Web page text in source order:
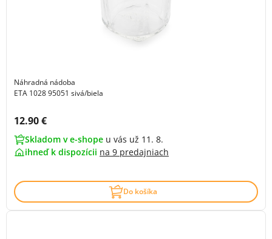
Náhradná nádoba
ETA 1028 95051 sivá/biela
Cena s DPH:
12.90 €
Skladom v e-shope u vás už 11. 8.
ihneď k dispozícii na 9 predajniach
Do košíka